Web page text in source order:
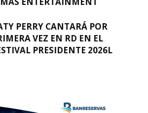
PERRY CANTARÁ POR
VEZ EN RD EN EL
PRESIDENTE 2026L